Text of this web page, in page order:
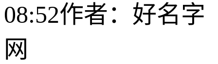
08:52作者：好名字
网